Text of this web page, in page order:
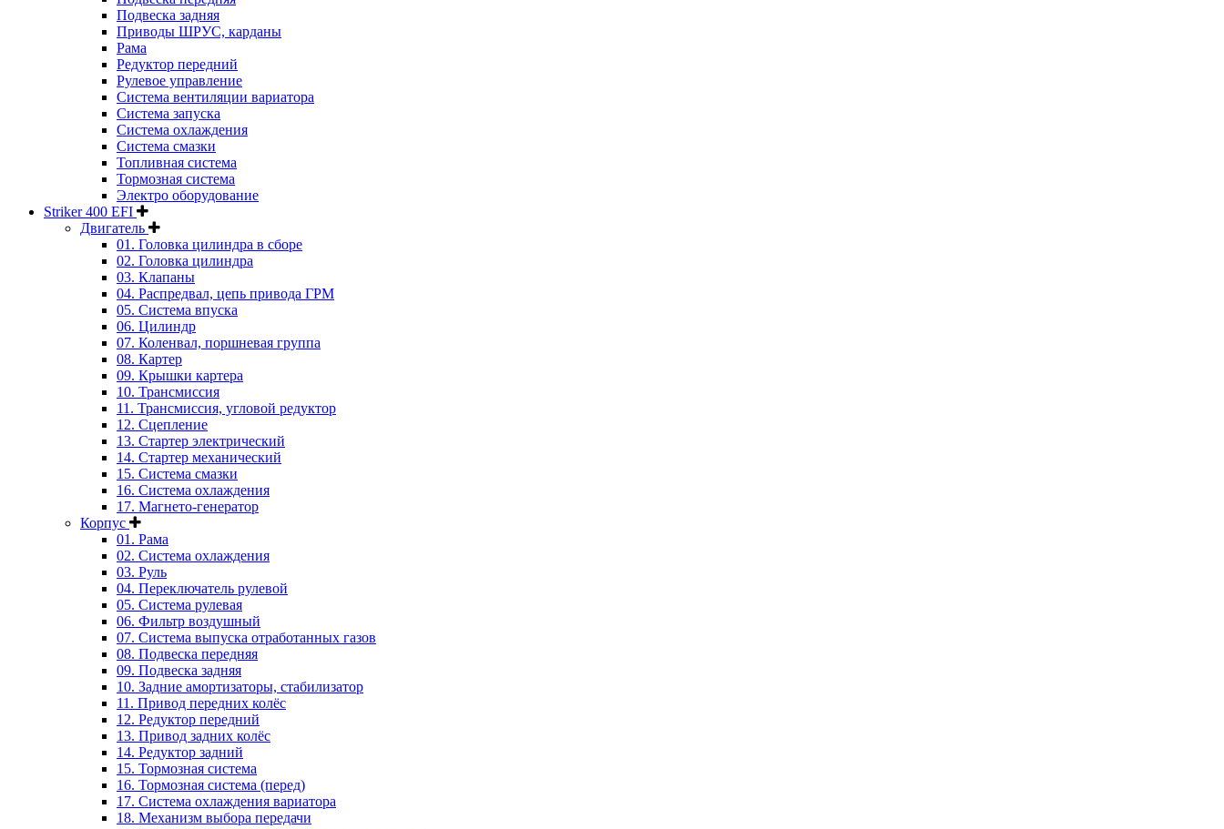
Подвеска задняя
Приводы ШРУС, карданы
Рама
Редуктор передний
Рулевое управление
Система вентиляции вариатора
Система запуска
Система охлаждения
Система смазки
Топливная система
Тормозная система
Электро оборудование
Striker 400 EFI
Двигатель
01. Головка цилиндра в сборе
02. Головка цилиндра
03. Клапаны
04. Распредвал, цепь привода ГРМ
05. Система впуска
06. Цилиндр
07. Коленвал, поршневая группа
08. Картер
09. Крышки картера
10. Трансмиссия
11. Трансмиссия, угловой редуктор
12. Сцепление
13. Стартер электрический
14. Стартер механический
15. Система смазки
16. Система охлаждения
17. Магнето-генератор
Корпус
01. Рама
02. Система охлаждения
03. Руль
04. Переключатель рулевой
05. Система рулевая
06. Фильтр воздушный
07. Система выпуска отработанных газов
08. Подвеска передняя
09. Подвеска задняя
10. Задние амортизаторы, стабилизатор
11. Привод передних колёс
12. Редуктор передний
13. Привод задних колёс
14. Редуктор задний
15. Тормозная система
16. Тормозная система (перед)
17. Система охлаждения вариатора
18. Механизм выбора передачи